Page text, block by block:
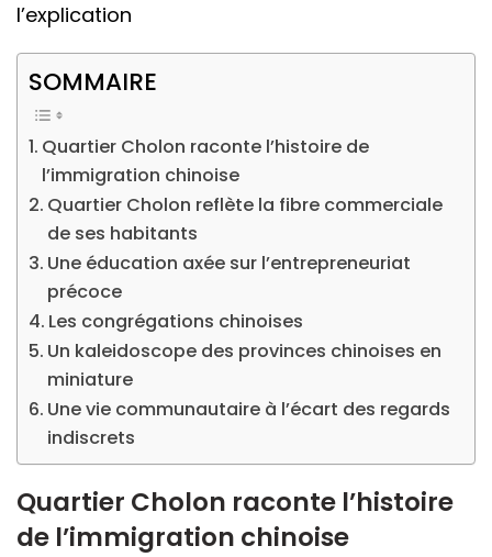
l’explication
SOMMAIRE
Quartier Cholon raconte l’histoire de
l’immigration chinoise
Quartier Cholon reflète la fibre commerciale
de ses habitants
Une éducation axée sur l’entrepreneuriat
précoce
Les congrégations chinoises
Un kaleidoscope des provinces chinoises en
miniature
Une vie communautaire à l’écart des regards
indiscrets
Quartier Cholon raconte l’histoire
de l’immigration chinoise